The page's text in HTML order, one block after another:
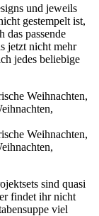
und jeweils
gestempelt ist,
das passende
jetzt nicht mehr
jedes beliebige
sind quasi
findet ihr nicht
viel